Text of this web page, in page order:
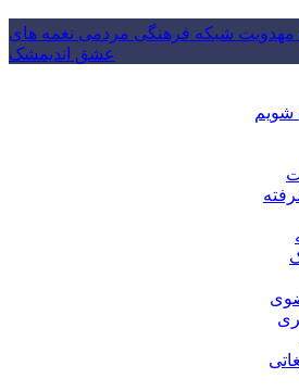
مهدویت شبکه فرهنگی مردمی نغمه های
عشق اندیمشک
شویم